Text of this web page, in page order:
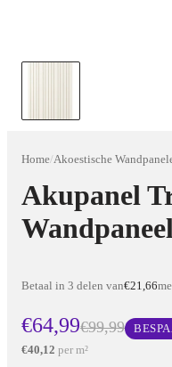
Home/Akoestische
Akupanel
Betaal in 3 delen van€21,66
€64,99€99,99
€40,12 per m²